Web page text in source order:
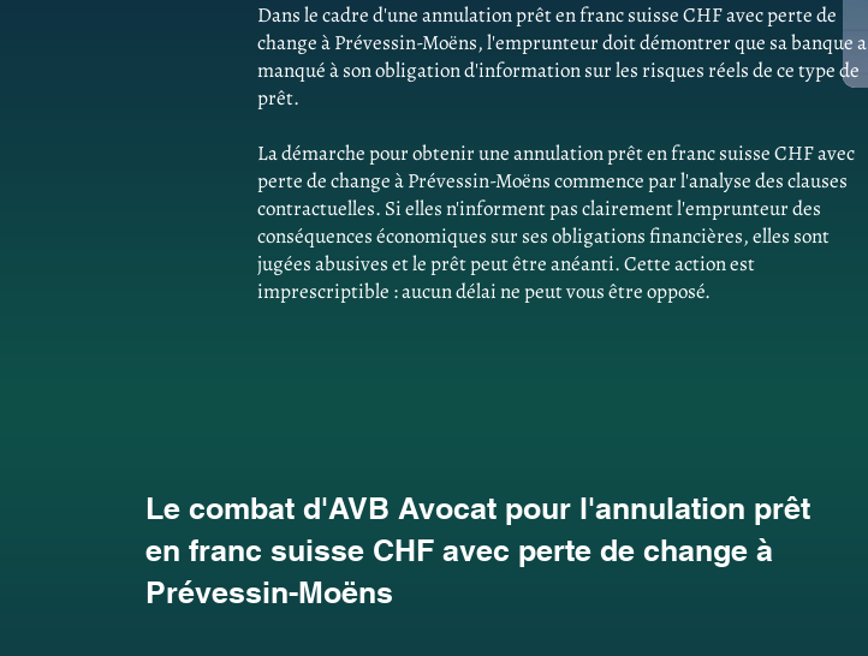
Dans le cadre d'une annulation prêt en franc suisse CHF avec perte de
change à Prévessin-Moëns, l'emprunteur doit démontrer que sa banque a
manqué à son obligation d'information sur les risques réels de ce type de
prêt.
La démarche pour obtenir une annulation prêt en franc suisse CHF avec
perte de change à Prévessin-Moëns commence par l'analyse des clauses
contractuelles. Si elles n'informent pas clairement l'emprunteur des
conséquences économiques sur ses obligations financières, elles sont
jugées abusives et le prêt peut être anéanti. Cette action est
imprescriptible : aucun délai ne peut vous être opposé.
Le combat d'AVB Avocat pour l'annulation prêt
en franc suisse CHF avec perte de change à
Prévessin-Moëns